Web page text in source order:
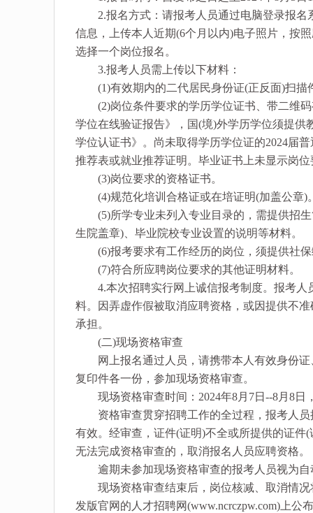
2.报名方式：请报考人员通过电脑登录报名系
信息，上传本人近期(6个月以内)电子照片，按
选择一个岗位报名。
3.报考人员需上传以下材料：
(1)有效期内的二代居民身份证(正反面)扫描
(2)岗位条件要求的学历学位证书、带二维码
学位在线验证报告》，国(境)外学历学位须提
学位认证书》。尚未取得学历学位证的2024届
推荐表或就业推荐证明。毕业证书上未显示岗
(3)岗位要求的资格证书。
(4)规范化培训合格证或在培证明(加盖公章)
(5)所学专业未列入专业目录的，需提供招生
生院盖章)、毕业院校专业设置的说明等材料。
(6)报考要求有工作经历的岗位，须提供社保
(7)符合所应聘岗位要求的其他证明材料。
4.本次招聘实行网上诚信报考制度。报考人
料。因弄虚作假被取消应聘资格，或因提供不
承担。
(二)现场资格审查
网上报名通过人员，请携带本人有效身份证
复印件各一份，参加现场资格审查。
现场资格审查时间：2024年8月7日--8月8日
资格审查贯穿招聘工作的全过程，报考人员
有效。经审查，证件(证明)不全或所提供的证
无法完成资格审查的，取消报名人员应聘资格。
逾期未参加现场资格审查的报考人员视为自
现场资格审查结束后，岗位核减、取消情况
发版官网的人才招聘网(www.ncrczpw.com)上公